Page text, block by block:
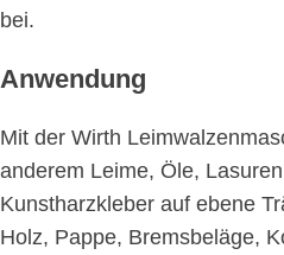
bei.
Anwendung
Mit der Wirth
anderem Leime, Öle,
Kunstharzkleber auf ebene
Holz, Pappe, Bremsbeläge,